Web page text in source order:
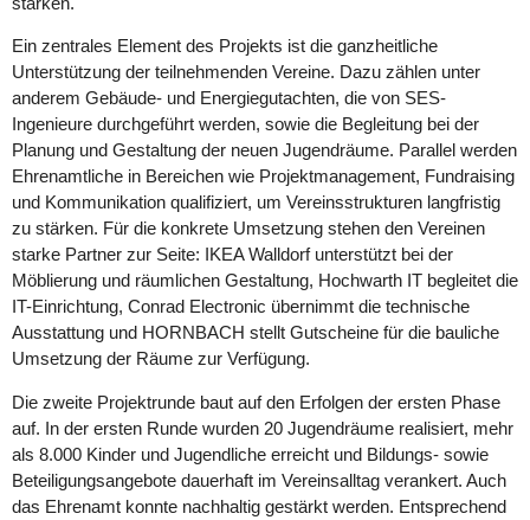
Ein zentrales Element des Projekts ist die ganzheitliche
Unterstützung der teilnehmenden Vereine. Dazu zählen unter
anderem Gebäude- und Energiegutachten, die von SES-
Ingenieure durchgeführt werden, sowie die Begleitung bei der
Planung und Gestaltung der neuen Jugendräume. Parallel werden
Ehrenamtliche in Bereichen wie Projektmanagement, Fundraising
und Kommunikation qualifiziert, um Vereinsstrukturen langfristig
zu stärken. Für die konkrete Umsetzung stehen den Vereinen
starke Partner zur Seite: IKEA Walldorf unterstützt bei der
Möblierung und räumlichen Gestaltung, Hochwarth IT begleitet die
IT-Einrichtung, Conrad Electronic übernimmt die technische
Ausstattung und HORNBACH stellt Gutscheine für die bauliche
Umsetzung der Räume zur Verfügung.
Die zweite Projektrunde baut auf den Erfolgen der ersten Phase
auf. In der ersten Runde wurden 20 Jugendräume realisiert, mehr
als 8.000 Kinder und Jugendliche erreicht und Bildungs- sowie
Beteiligungsangebote dauerhaft im Vereinsalltag verankert. Auch
das Ehrenamt konnte nachhaltig gestärkt werden. Entsprechend